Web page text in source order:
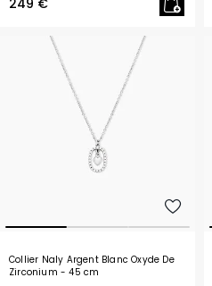
249 €
Collier Naly Argent Blanc Oxyde De
Zirconium- 45 cm